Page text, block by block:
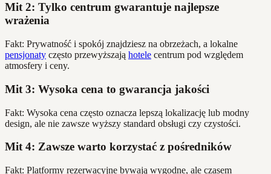
Mit 2: Tylko centrum gwarantuje najlepsze
wrażenia
Fakt: Prywatność i spokój znajdziesz na obrzeżach, a lokalne
pensjonaty często przewyższają hotele centrum pod względem
atmosfery i ceny.
Mit 3: Wysoka cena to gwarancja jakości
Fakt: Wysoka cena często oznacza lepszą lokalizację lub modny
design, ale nie zawsze wyższy standard obsługi czy czystości.
Mit 4: Zawsze warto korzystać z pośredników
Fakt: Platformy rezerwacyjne bywają wygodne, ale czasem